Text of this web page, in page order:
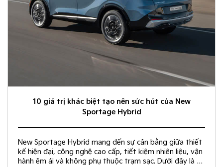
10 giá trị khác biệt tạo nên sức hút của New
Sportage Hybrid
New Sportage Hybrid mang đến sự cân bằng giữa thiết
kế hiện đại, công nghệ cao cấp, tiết kiệm nhiên liệu, vận
hành êm ái và không phụ thuộc trạm sạc. Dưới đây là 10